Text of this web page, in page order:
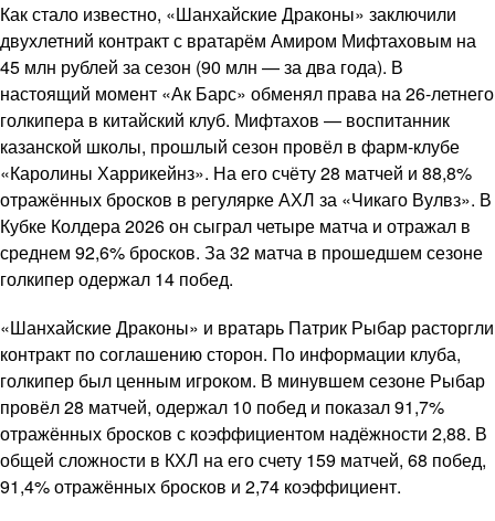
Как стало известно, «Шанхайские Драконы» заключили
двухлетний контракт с вратарём Амиром Мифтаховым на
45 млн рублей за сезон (90 млн — за два года). В
настоящий момент «Ак Барс» обменял права на 26-летнего
голкипера в китайский клуб. Мифтахов — воспитанник
казанской школы, прошлый сезон провёл в фарм-клубе
«Каролины Харрикейнз». На его счёту 28 матчей и 88,8%
отражённых бросков в регулярке АХЛ за «Чикаго Вулвз». В
Кубке Колдера 2026 он сыграл четыре матча и отражал в
среднем 92,6% бросков. За 32 матча в прошедшем сезоне
голкипер одержал 14 побед.
«Шанхайские Драконы» и вратарь Патрик Рыбар расторгли
контракт по соглашению сторон. По информации клуба,
голкипер был ценным игроком. В минувшем сезоне Рыбар
провёл 28 матчей, одержал 10 побед и показал 91,7%
отражённых бросков с коэффициентом надёжности 2,88. В
общей сложности в КХЛ на его счету 159 матчей, 68 побед,
91,4% отражённых бросков и 2,74 коэффициент.